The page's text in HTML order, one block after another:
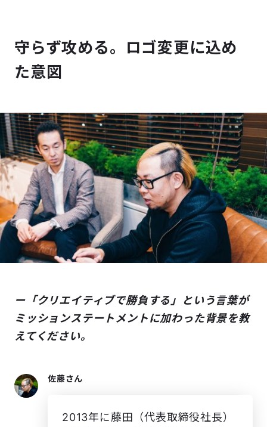
守らず攻める。ロゴ変更に込め
た意図
ー「クリエイティブで勝負する」という言葉が
ミッションステートメントに加わった背景を教
えてください。
佐藤さん
2013年に藤田（代表取締役社長）